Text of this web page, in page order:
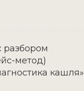
разбором
метод)
кашля»